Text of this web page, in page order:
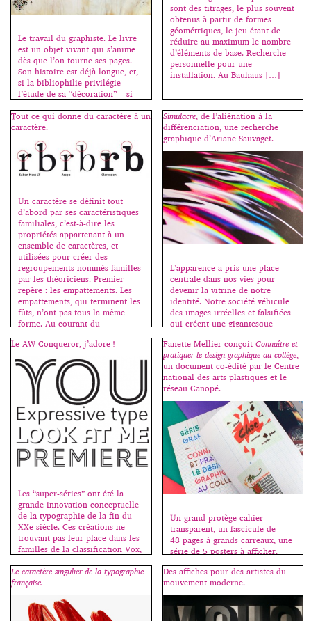
Le travail du graphiste. Le livre
est un objet vivant qui s’anime
dès que l’on tourne ses pages.
Son histoire est déjà longue, et,
si la bibliophilie privilégie
l’étude de sa “décoration” – si
souvent de mettre en lumière un
autre aspect beaucoup plus
modeste mais tout aussi
intéressant : son […]
sont des titrages, le plus souvent
obtenus à partir de formes
géométriques, le jeu étant de
réduire au maximum le nombre
d’éléments de base. Recherche
personnelle pour une
installation. Au Bauhaus […]
Tout ce qui donne du caractère à un
caractère.
Un caractère se définit tout
d’abord par ses caractéristiques
familiales, c’est-à-dire les
propriétés appartenant à un
ensemble de caractères, et
utilisées pour créer des
regroupements nommés familles
par les théoriciens. Premier
repère : les empattements. Les
empattements, qui terminent les
fûts, n’ont pas tous la même
forme. Au courant du
XIXe siècle, ils ont commencé à
disparaître. […]
Simulacre, de l’aliénation à la
différenciation, une recherche
graphique d’Ariane Sauvaget.
L’apparence a pris une place
centrale dans nos vies pour
devenir la vitrine de notre
identité. Notre société véhicule
des images irréelles et falsifiées
qui créent une gigantesque
altération des réalités, il existe
une distorsion entre le corps
réel et celui que l’on porte dans
sa tête. Simulacre propose donc
de parcourir […]
Le AW Conqueror, j’adore !
Les “super-séries” ont été la
grande innovation conceptuelle
de la typographie de la fin du
XXe siècle. Ces créations ne
trouvant pas leur place dans les
familles de la classification Vox,
nouvelle, la famille des
“sériales”. Les premières sériales
le plus souvent […]
Fanette Mellier conçoit Connaître et
pratiquer le design graphique au collège,
un document co-édité par le Centre
national des arts plastiques et le
réseau Canopé.
Un grand protège cahier
transparent, un fascicule de
48 pages à grands carreaux, une
série de 5 posters à afficher,
collège ! Fanette Mellier invente
la madeleine qui nous renvoie à
nos premières émotions
graphiques, souvent liées à
l’école. Cahiers, stylos, livres,
Le caractère singulier de la typographie
française.
Des affiches pour des artistes du
mouvement moderne.